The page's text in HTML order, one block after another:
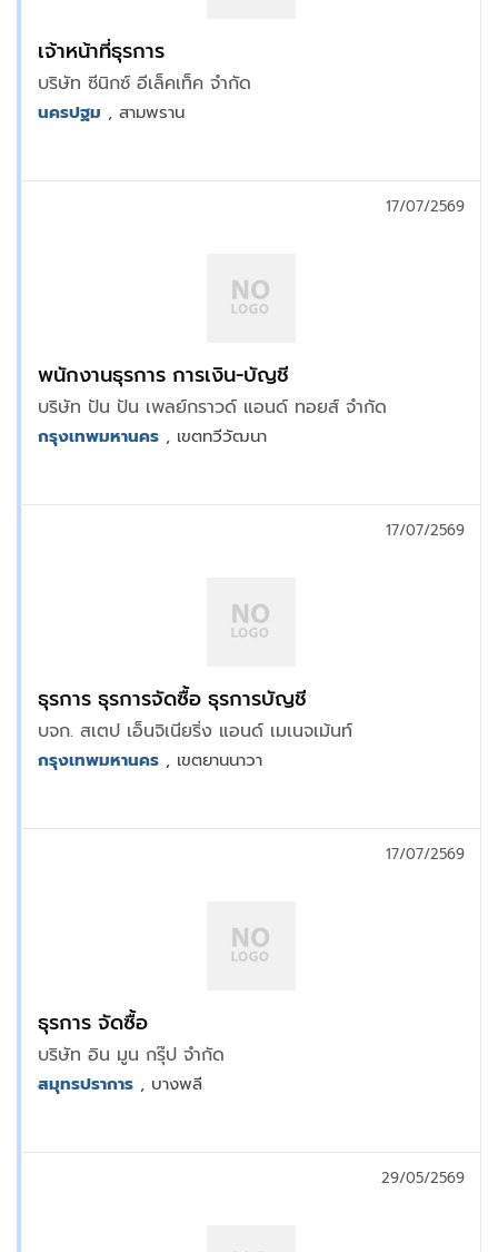
เจ้าหน้าที่ธุรการ
บริษัท ซีนิกซ์ อีเล็คเท็ค จำกัด
นครปฐม , สามพราน
พนักงานธุรการ การเงิน-บัญชี
บริษัท ปัน ปัน เพลย์กราวด์ แอนด์ ทอยส์ จำกัด
17/07/2569
กรุงเทพมหานคร , เขตทวีวัฒนา
ธุรการ ธุรการจัดซื้อ ธุรการบัญชี
บจก. สเตป เอ็นจิเนียริ่ง แอนด์ เมเนจเม้นท์
17/07/2569
กรุงเทพมหานคร , เขตยานนาวา
ธุรการ จัดซื้อ
บริษัท อิน มูน กรุ๊ป จำกัด
17/07/2569
สมุทรปราการ , บางพลี
29/05/2569